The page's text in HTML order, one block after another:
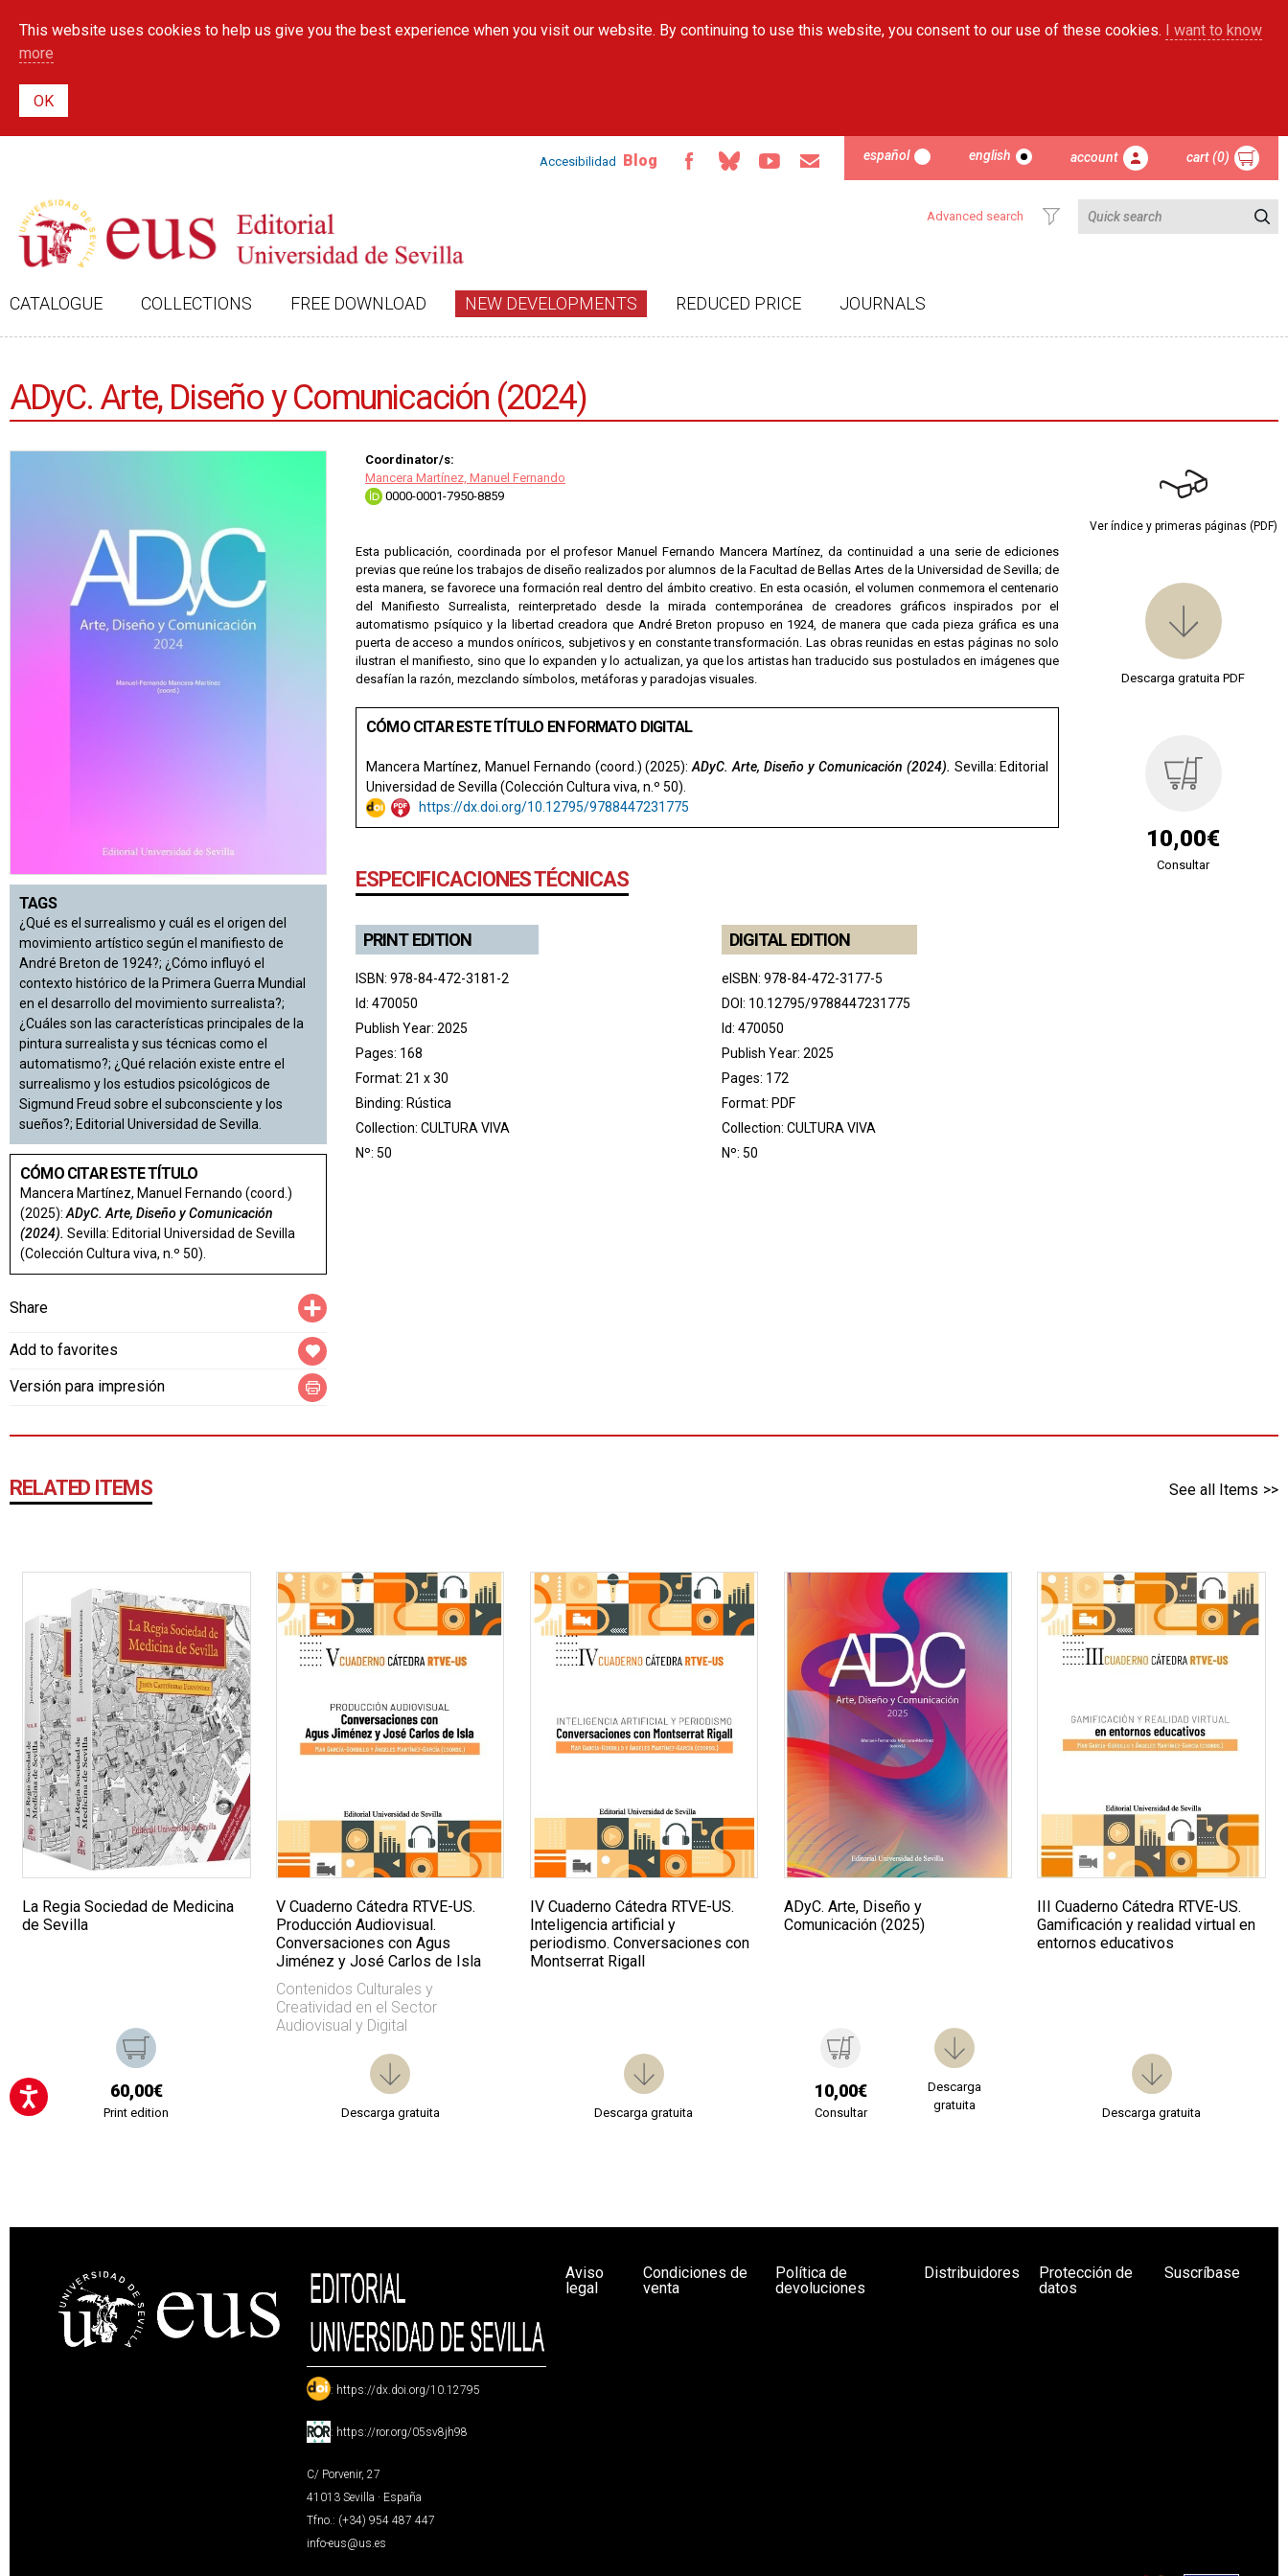
main
This website uses cookies to help us give you the best experience when you visit our website. By continuing to use this website, you consent to our use of these cookies. I want to know
more
Accesibilidad Blog español english account cart (0)
Advanced search
CATALOGUE COLLECTIONS FREE DOWNLOAD NEW DEVELOPMENTS REDUCED PRICE JOURNALS
ADyC. Arte, Diseño y Comunicación (2024)
TAGS
¿Qué es el surrealismo y cuál es el origen del
movimiento artístico según el manifiesto de
André Breton de 1924?; ¿Cómo influyó el
contexto histórico de la Primera Guerra Mundial
en el desarrollo del movimiento surrealista?;
¿Cuáles son las características principales de la
pintura surrealista y sus técnicas como el
automatismo?; ¿Qué relación existe entre el
surrealismo y los estudios psicológicos de
Sigmund Freud sobre el subconsciente y los
sueños?; Editorial Universidad de Sevilla.
CÓMO CITAR ESTE TÍTULO
Mancera Martínez, Manuel Fernando (coord.)
(2025):ADyC. Arte, Diseño y Comunicación
(2024). Sevilla: Editorial Universidad de Sevilla
(Colección Cultura viva, n.º 50).
Share
Add to favorites
Versión para impresión
Coordinator/s:
Mancera Martínez, Manuel Fernando
0000-0001-7950-8859
Esta publicación, coordinada por el profesor Manuel Fernando Mancera Martínez, da continuidad a una serie de ediciones
previas que reúne los trabajos de diseño realizados por alumnos de la Facultad de Bellas Artes de la Universidad de Sevilla; de
esta manera, se favorece una formación real dentro del ámbito creativo. En esta ocasión, el volumen conmemora el centenario
del Manifiesto Surrealista, reinterpretado desde la mirada contemporánea de creadores gráficos inspirados por el
automatismo psíquico y la libertad creadora que André Breton propuso en 1924, de manera que cada pieza gráfica es una
puerta de acceso a mundos oníricos, subjetivos y en constante transformación. Las obras reunidas en estas páginas no solo
ilustran el manifiesto, sino que lo expanden y lo actualizan, ya que los artistas han traducido sus postulados en imágenes que
desafían la razón, mezclando símbolos, metáforas y paradojas visuales.
CÓMO CITAR ESTE TÍTULO EN FORMATO DIGITAL
Mancera Martínez, Manuel Fernando (coord.) (2025):ADyC. Arte, Diseño y Comunicación (2024). Sevilla: Editorial
Universidad de Sevilla (Colección Cultura viva, n.º 50).
https://dx.doi.org/10.12795/9788447231775
ESPECIFICACIONES TÉCNICAS
PRINT EDITION
ISBN: 978-84-472-3181-2
Id: 470050
Publish Year: 2025
Pages: 168
Format: 21 x 30
Binding: Rústica
Collection: CULTURA VIVA
Nº: 50
DIGITAL EDITION
eISBN: 978-84-472-3177-5
DOI: 10.12795/9788447231775
Id: 470050
Publish Year: 2025
Pages: 172
Format: PDF
Collection: CULTURA VIVA
Nº: 50
Ver índice y primeras páginas (PDF)
Descarga gratuita PDF
10,00€
Consultar
RELATED ITEMS See all Items
La Regia Sociedad de Medicina
de Sevilla
60,00€
Print edition
V Cuaderno Cátedra RTVE-US.
Producción Audiovisual.
Conversaciones con Agus
Jiménez y José Carlos de Isla
Contenidos Culturales y
Creatividad en el Sector
Audiovisual y Digital
Descarga gratuita
IV Cuaderno Cátedra RTVE-US.
Inteligencia artificial y
periodismo. Conversaciones con
Montserrat Rigall
Descarga gratuita
ADyC. Arte, Diseño y
Comunicación (2025)
10,00€
Consultar
Descarga
gratuita
III Cuaderno Cátedra RTVE-US.
Gamificación y realidad virtual en
entornos educativos
Descarga gratuita
: https://dx.doi.org/10.12795
: https://ror.org/05sv8jh98
C/ Porvenir, 27
41013 Sevilla · España
Tfno.: (+34) 954 487 447
info-eus@us.es
Aviso
legal
Condiciones de
venta
Política de
devoluciones
Distribuidores
Protección de
datos
Suscríbase